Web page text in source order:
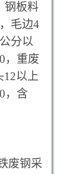
钢板料
毛边4
分以
，重废
12以上
，含
废钢采